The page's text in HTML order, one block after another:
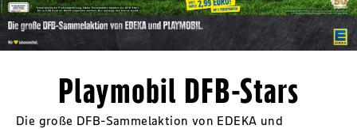
Playmobil DFB-Stars
Die große DFB-Sammelaktion von EDEKA und